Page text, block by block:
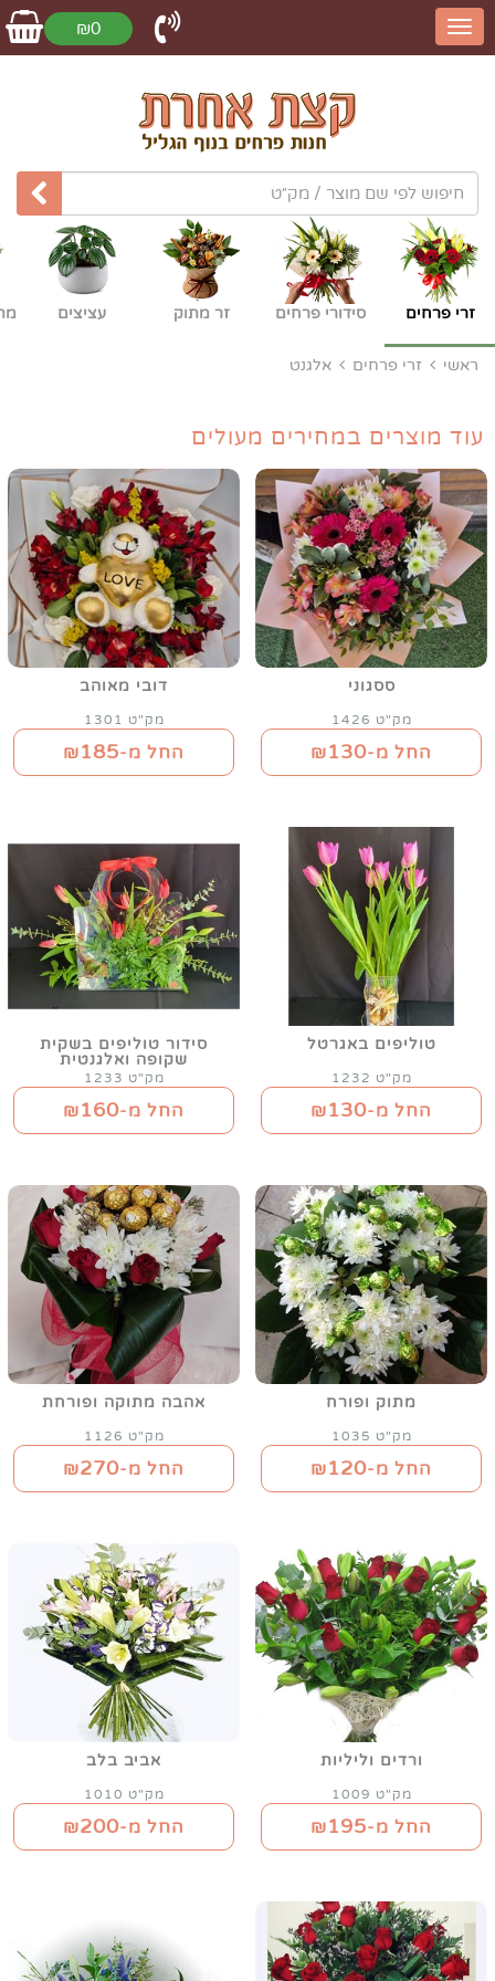
₪0
זרי פרחים סידורי פרחים זר מתוק עציצים
ראשי זרי פרחים אלגנט
עוד מוצרים במחירים מעולים
ססגוני
מק"ט 1426
החל מ-₪130
דובי מאוהב
מק"ט 1301
החל מ-₪185
טוליפים באגרטל
מק"ט 1232
החל מ-₪130
סידור טוליפים בשקית
שקופה ואלגנטית
מק"ט 1233
החל מ-₪160
מתוק ופורח
מק"ט 1035
החל מ-₪120
אהבה מתוקה ופורחת
מק"ט 1126
החל מ-₪270
ורדים וליליות
מק"ט 1009
החל מ-₪195
אביב בלב
מק"ט 1010
החל מ-₪200